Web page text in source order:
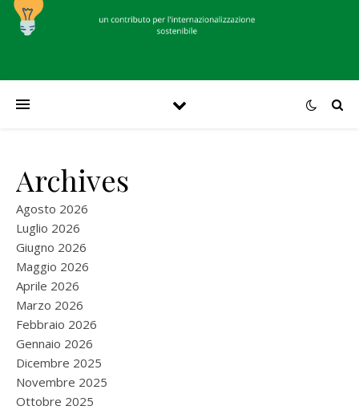
Archives
Agosto 2026
Luglio 2026
Giugno 2026
Maggio 2026
Aprile 2026
Marzo 2026
Febbraio 2026
Gennaio 2026
Dicembre 2025
Novembre 2025
Ottobre 2025